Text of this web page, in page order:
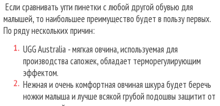
Если сравнивать угги пинетки с любой другой обувью для
малышей, то наибольшее преимущество будет в пользу первых.
По ряду нескольких причин:
UGG Australia - мягкая овчина, используемая для
производства сапожек, обладает терморегулирующим
эффектом.
Нежная и очень комфортная овчиная шкура будет беречь
ножки малыша и лучше всякой грубой подошвы защитит от